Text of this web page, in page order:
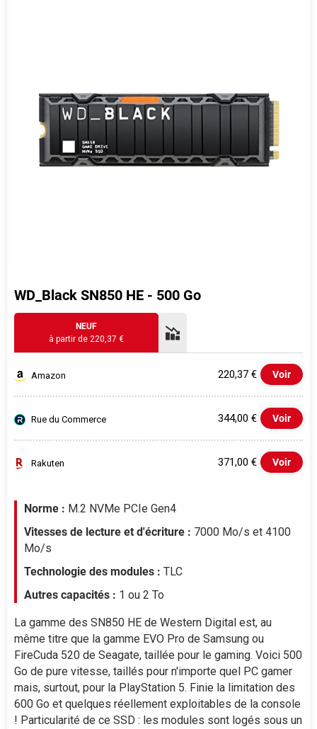
WD_Black SN850 HE - 500 Go
NEUF
à partir de 220,37 €
Amazon 220,37 € Voir
Rue du Commerce 344,00 € Voir
Rakuten 371,00 € Voir
juil.
300
350
Norme : M.2 NVMe PCIe Gen4
Vitesses de lecture et d'écriture : 7000 Mo/s et 4100
Mo/s
Technologie des modules : TLC
Autres capacités : 1 ou 2 To
La gamme des SN850 HE de Western Digital est, au
même titre que la gamme EVO Pro de Samsung ou
FireCuda 520 de Seagate, taillée pour le gaming. Voici 500
Go de pure vitesse, taillés pour n'importe quel PC gamer
mais, surtout, pour la PlayStation 5. Finie la limitation des
600 Go et quelques réellement exploitables de la console
! Particularité de ce SSD : les modules sont logés sous un